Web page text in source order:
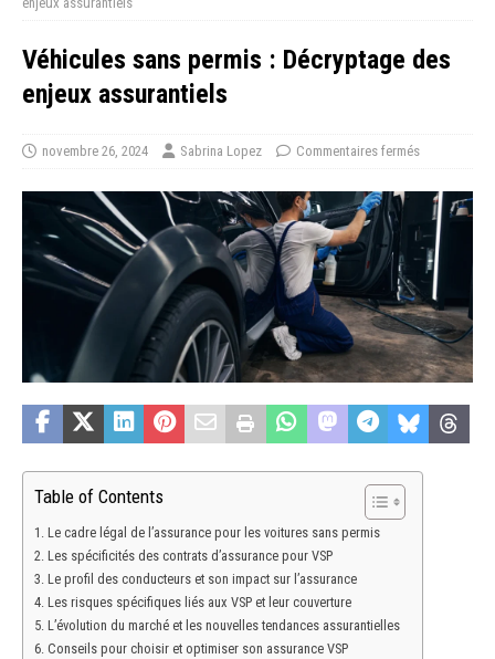
Véhicules sans permis : Décryptage des
enjeux assurantiels
novembre 26, 2024 Sabrina Lopez Commentaires fermés
Table of Contents
Le cadre légal de l’assurance pour les voitures sans permis
Les spécificités des contrats d’assurance pour VSP
Le profil des conducteurs et son impact sur l’assurance
Les risques spécifiques liés aux VSP et leur couverture
L’évolution du marché et les nouvelles tendances assurantielles
Conseils pour choisir et optimiser son assurance VSP